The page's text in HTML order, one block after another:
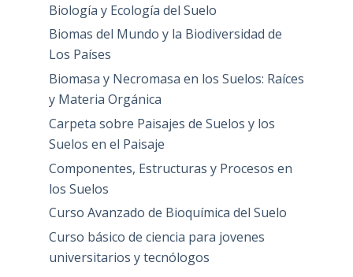
Biología y Ecología del Suelo
Biomas del Mundo y la Biodiversidad de
Los Países
Biomasa y Necromasa en los Suelos: Raíces
y Materia Orgánica
Carpeta sobre Paisajes de Suelos y los
Suelos en el Paisaje
Componentes, Estructuras y Procesos en
los Suelos
Curso Avanzado de Bioquímica del Suelo
Curso básico de ciencia para jovenes
universitarios y tecnólogos